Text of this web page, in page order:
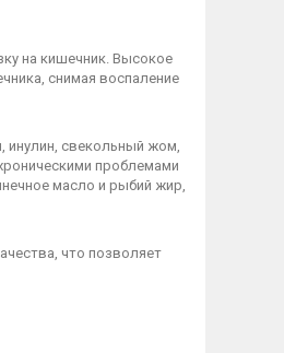
на кишечник. Высокое
снимая воспаление
инулин, свекольный жом,
проблемами
масло и рыбий жир,
что позволяет